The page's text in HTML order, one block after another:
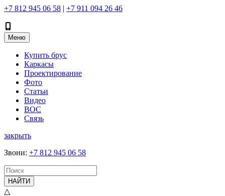
+7 812 945 06 58 | +7 911 094 26 46
Меню
Купить брус
Каркасы
Проектирование
Фото
Статьи
Видео
ВОС
Связь
закрыть
Звони: +7 812 945 06 58
НАЙТИ
△